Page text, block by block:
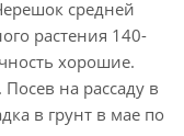
средней
растения 140-
хорошие.
на рассаду в
в грунт в мае по